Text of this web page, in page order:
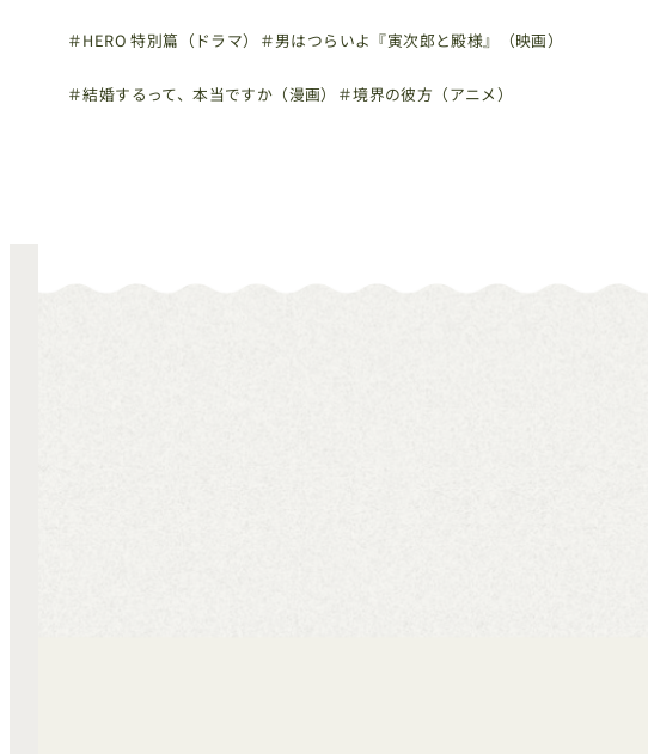
＃HERO 特別篇（ドラマ） ＃男はつらいよ『寅次郎と殿様』（映画）
＃結婚するって、本当ですか（漫画） ＃境界の彼方（アニメ）